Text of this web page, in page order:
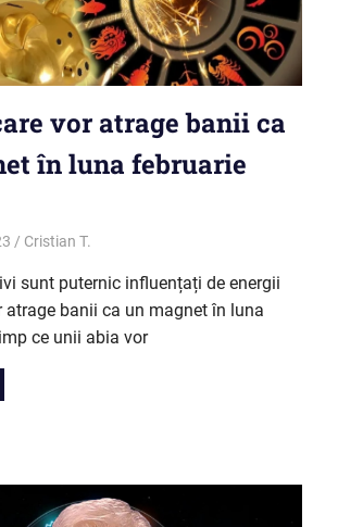
vor atrage banii ca
în luna februarie
Cristian T.
sunt puternic influențați de energii
atrage banii ca un magnet în luna
ce unii abia vor